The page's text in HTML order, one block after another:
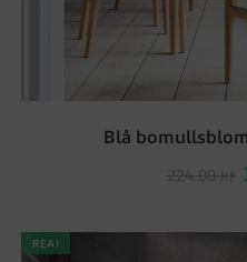
Blå
REA!